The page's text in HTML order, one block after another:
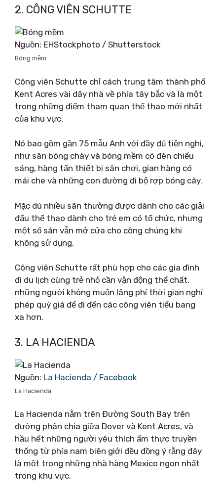
2. CÔNG VIÊN SCHUTTE
Nguồn: EHStockphoto / Shutterstock
Bóng mềm
Công viên Schutte chỉ cách trung tâm thành phố
Kent Acres vài dãy nhà về phía tây bắc và là một
trong những điểm tham quan thể thao mới nhất
của khu vực.
Nó bao gồm gần 75 mẫu Anh với đầy đủ tiện nghi,
như sân bóng chày và bóng mềm có đèn chiếu
sáng, hàng tấn thiết bị sân chơi, gian hàng có
mái che và những con đường đi bộ rợp bóng cây.
Mặc dù nhiều sân thường được dành cho các giải
đấu thể thao dành cho trẻ em có tổ chức, nhưng
một số sân vẫn mở cửa cho công chúng khi
không sử dụng.
Công viên Schutte rất phù hợp cho các gia đình
đi du lịch cùng trẻ nhỏ cần vận động thể chất,
những người không muốn lãng phí thời gian nghỉ
phép quý giá để đi đến các công viên tiểu bang
xa hơn.
3. LA HACIENDA
Nguồn: La Hacienda / Facebook
La Hacienda
La Hacienda nằm trên Đường South Bay trên
đường phân chia giữa Dover và Kent Acres, và
hầu hết những người yêu thích ẩm thực truyền
thống từ phía nam biên giới đều đồng ý rằng đây
là một trong những nhà hàng Mexico ngon nhất
trong khu vực.